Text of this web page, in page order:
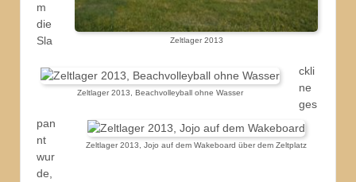
Zeltlager 2013
Zeltlager 2013, Beachvolleyball ohne Wasser
Zeltlager 2013, Jojo auf dem Wakeboard über dem Zeltplatz
m
die
Sla
ckli
ne
ges
pan
nt
wur
de,